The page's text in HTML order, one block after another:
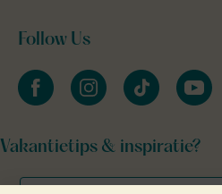
Follow Us
facebookinstagramtiktok youtube
Vakantietips & inspiratie?